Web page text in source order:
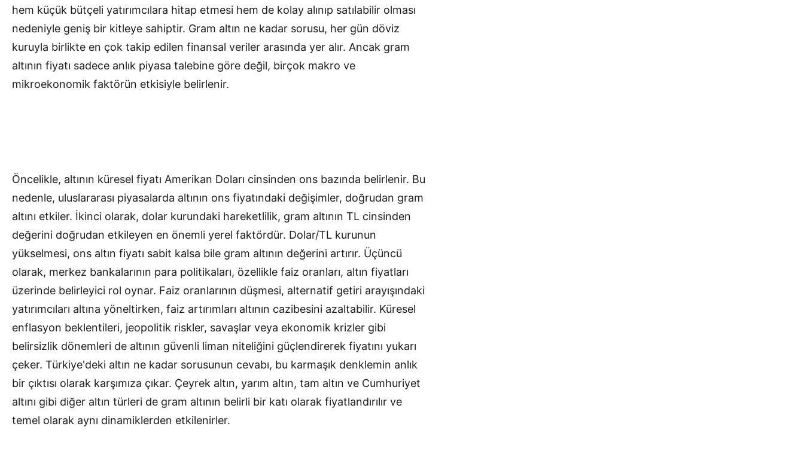
hem küçük bütçeli yatırımcılara hitap etmesi hem de kolay alınıp satılabilir olması
nedeniyle geniş bir kitleye sahiptir. Gram altın ne kadar sorusu, her gün döviz
kuruyla birlikte en çok takip edilen finansal veriler arasında yer alır. Ancak gram
altının fiyatı sadece anlık piyasa talebine göre değil, birçok makro ve
mikroekonomik faktörün etkisiyle belirlenir.
Öncelikle, altının küresel fiyatı Amerikan Doları cinsinden ons bazında belirlenir. Bu
nedenle, uluslararası piyasalarda altının ons fiyatındaki değişimler, doğrudan gram
altını etkiler. İkinci olarak, dolar kurundaki hareketlilik, gram altının TL cinsinden
değerini doğrudan etkileyen en önemli yerel faktördür. Dolar/TL kurunun
yükselmesi, ons altın fiyatı sabit kalsa bile gram altının değerini artırır. Üçüncü
olarak, merkez bankalarının para politikaları, özellikle faiz oranları, altın fiyatları
üzerinde belirleyici rol oynar. Faiz oranlarının düşmesi, alternatif getiri arayışındaki
yatırımcıları altına yöneltirken, faiz artırımları altının cazibesini azaltabilir. Küresel
enflasyon beklentileri, jeopolitik riskler, savaşlar veya ekonomik krizler gibi
belirsizlik dönemleri de altının güvenli liman niteliğini güçlendirerek fiyatını yukarı
çeker. Türkiye'deki altın ne kadar sorusunun cevabı, bu karmaşık denklemin anlık
bir çıktısı olarak karşımıza çıkar. Çeyrek altın, yarım altın, tam altın ve Cumhuriyet
altını gibi diğer altın türleri de gram altının belirli bir katı olarak fiyatlandırılır ve
temel olarak aynı dinamiklerden etkilenirler.